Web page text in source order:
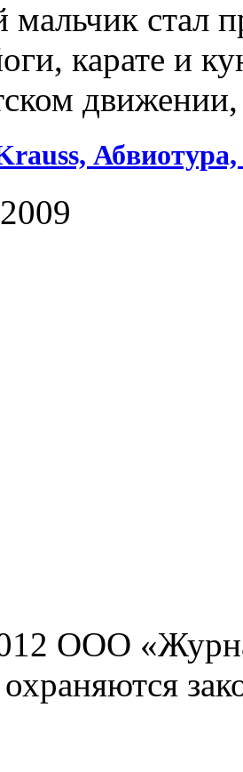
мальчик стал
карате и
ООО